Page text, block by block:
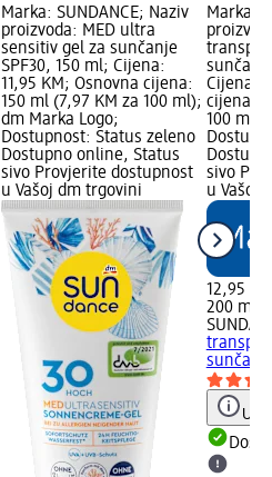
Marka: SUNDANCE; Naziv
proizvoda: MED ultra
sensitiv gel za sunčanje
SPF30, 150 ml; Cijena:
11,95 KM; Osnovna cijena:
150 ml (7,97 KM za 100 ml);
dm Marka Logo;
Dostupnost: Status zeleno
Dostupno online, Status
sivo Provjerite dostupnost
u Vašoj dm trgovini
Marka:
Cijena:
cijena:
100 ml);
sivo
u Vašoj
12,95 KM
200 ml